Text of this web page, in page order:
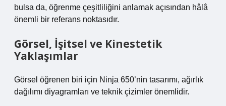
bulsa da, öğrenme çeşitliliğini anlamak açısından hâlâ
önemli bir referans noktasıdır.
Görsel, İşitsel ve Kinestetik
Yaklaşımlar
Görsel öğrenen biri için Ninja 650’nin tasarımı, ağırlık
dağılımı diyagramları ve teknik çizimler önemlidir.